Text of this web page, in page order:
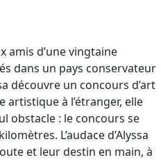
amis d’une vingtaine
dans un pays conservateur
découvre un concours d’art
à l’étranger, elle
obstacle : le concours se
L’audace d’Alyssa
et leur destin en main, à